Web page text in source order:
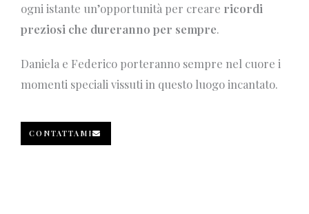
ogni istante un’opportunità per creare ricordi
preziosi che dureranno per sempre.
Daniela e Federico porteranno sempre nel cuore i
momenti speciali vissuti in questo luogo incantato.
CONTATTAMI